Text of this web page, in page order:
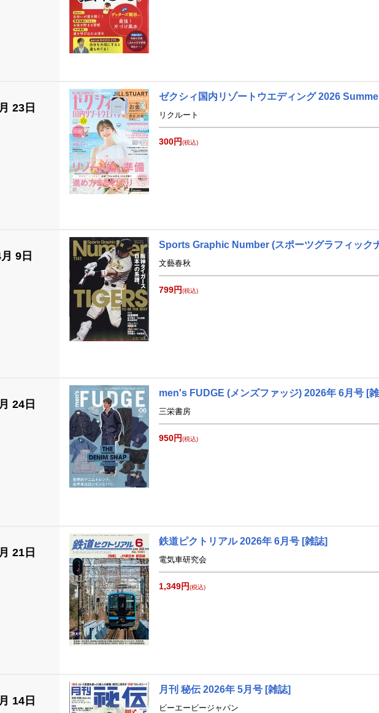
23日
ゼクシィ国内リゾートウエディング 2026
リクルート
300円(税込)
9日
Sports Graphic Number (スポーツグラフィック
文藝春秋
799円(税込)
24日
men's FUDGE (メンズファッジ) 2026年 6月号 [
三栄書房
950円(税込)
21日
鉄道ピクトリアル 2026年 6月号 [雑誌]
電気車研究会
1,349円(税込)
14日
月刊 秘伝 2026年 5月号 [雑誌]
ビーエービージャパン